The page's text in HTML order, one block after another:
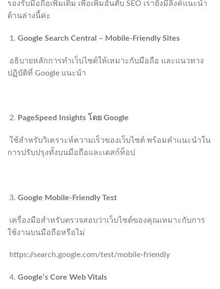
รองรับมือถือเพิ่มเติม เพื่อเพิ่มอันดับ SEO เรายังมีลิ้งค์แนะนำ
ด้านล่างนี้ค่ะ
Google Search Central – Mobile-Friendly Sites
อธิบายหลักการทำเว็บไซต์ให้เหมาะกับมือถือ และแนวทาง
ปฏิบัติที่ Google แนะนำ
PageSpeed Insights โดย Google
ใช้สำหรับวิเคราะห์ความเร็วของเว็บไซต์ พร้อมคำแนะนำใน
การปรับปรุงทั้งบนมือถือและเดสก์ท็อป
Google Mobile-Friendly Test
เครื่องมือสำหรับตรวจสอบว่าเว็บไซต์ของคุณเหมาะกับการ
ใช้งานบนมือถือหรือไม่
https://search.google.com/test/mobile-friendly
Google’s Core Web Vitals